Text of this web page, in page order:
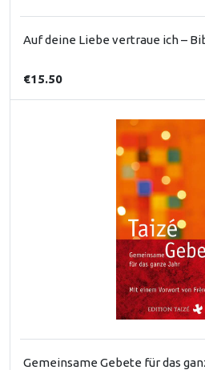
Auf deine Liebe vertraue ich –
€15.50
Gemeinsame Gebete für das